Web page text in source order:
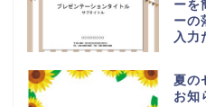
ーを
ーの
入力
夏の
お知